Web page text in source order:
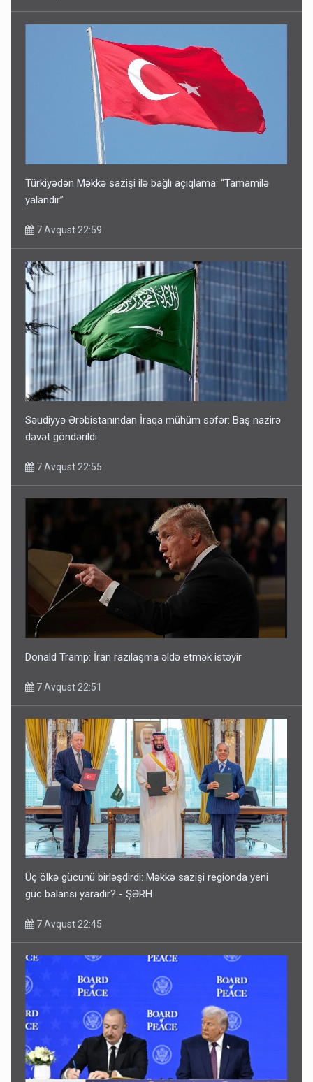
Türkiyədən Məkkə sazişi ilə bağlı açıqlama: “Tamamilə
yalandır”
7 Avqust 22:59
Səudiyyə Ərəbistanından İraqa mühüm səfər: Baş nazirə
dəvət göndərildi
7 Avqust 22:55
Donald Tramp: İran razılaşma əldə etmək istəyir
7 Avqust 22:51
Üç ölkə gücünü birləşdirdi: Məkkə sazişi regionda yeni
güc balansı yaradır? - ŞƏRH
7 Avqust 22:45